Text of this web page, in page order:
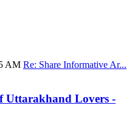
AM Re: Share Informative Ar...
Uttarakhand Lovers -